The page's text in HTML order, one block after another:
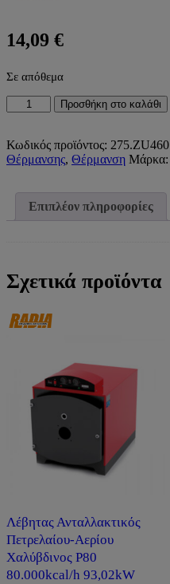
14,09 €
Σε απόθεμα
ΚΑΛΥΜΜΑ
ΟΡΘΟΣΤΑΤΗ
ΠΛΑΣΤΙΚΟ
KORADO)
Προσθήκη στο καλάθι
Κωδικός προϊόντος: 275.ZU460
Θέρμανσης, Θέρμανση Μάρκα:
Επιπλέον πληροφορίες
Σχετικά προϊόντα
Λέβητας Ανταλλακτικός
Πετρελαίου-Αερίου
Χαλύβδινος P80
80.000kcal/h 93,02kW